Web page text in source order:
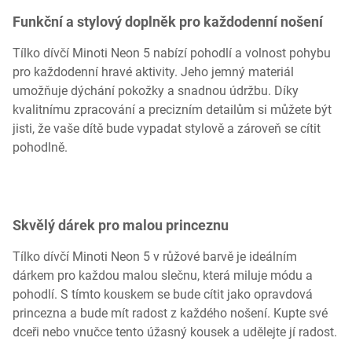
Funkční a stylový doplněk pro každodenní nošení
Tílko dívčí Minoti Neon 5 nabízí pohodlí a volnost pohybu
pro každodenní hravé aktivity. Jeho jemný materiál
umožňuje dýchání pokožky a snadnou údržbu. Díky
kvalitnímu zpracování a precizním detailům si můžete být
jisti, že vaše dítě bude vypadat stylově a zároveň se cítit
pohodlně.
Skvělý dárek pro malou princeznu
Tílko dívčí Minoti Neon 5 v růžové barvě je ideálním
dárkem pro každou malou slečnu, která miluje módu a
pohodlí. S tímto kouskem se bude cítit jako opravdová
princezna a bude mít radost z každého nošení. Kupte své
dceři nebo vnučce tento úžasný kousek a udělejte jí radost.